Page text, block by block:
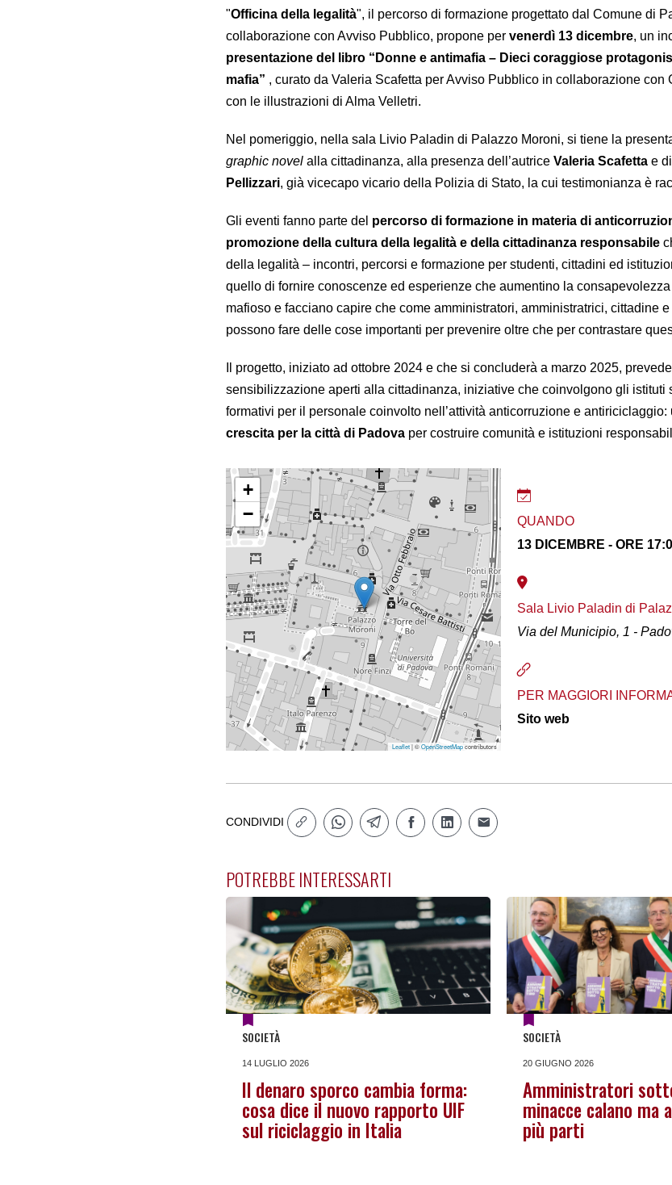
"Officina della legalità", il percorso di formazione progettato dal Comune di
collaborazione con Avviso Pubblico, propone per venerdì 13 dicembre, un
presentazione del libro “Donne e antimafia – Dieci coraggiose
mafia” , curato da Valeria Scafetta per Avviso Pubblico in collaborazione con
con le illustrazioni di Alma Velletri.
Nel pomeriggio, nella sala Livio Paladin di Palazzo Moroni, si tiene la
graphic novel alla cittadinanza, alla presenza dell’autrice Valeria Scafetta e di
Pellizzari, già vicecapo vicario della Polizia di Stato, la cui testimonianza è
Gli eventi fanno parte del percorso di formazione in materia di
promozione della cultura della legalità e della cittadinanza responsabile
della legalità – incontri, percorsi e formazione per studenti, cittadini ed
quello di fornire conoscenze ed esperienze che aumentino la
mafioso e facciano capire che come amministratori, amministratrici, cittadine
possono fare delle cose importanti per prevenire oltre che per contrastare
Il progetto, iniziato ad ottobre 2024 e che si concluderà a marzo 2025,
sensibilizzazione aperti alla cittadinanza, iniziative che coinvolgono gli istituti
formativi per il personale coinvolto nell’attività anticorruzione e antiriciclaggio:
crescita per la città di Padova per costruire comunità e istituzioni
+
−
Leaflet| ©OpenStreetMapcontributors
QUANDO
13 DICEMBRE - ORE
Sala Livio Paladin di
Via del Municipio, 1 -
PER MAGGIORI
Sito web
CONDIVIDI
POTREBBE INTERESSARTI
SOCIETÀ
14 LUGLIO 2026
Il denaro sporco cambia forma:
cosa dice il nuovo rapporto UIF
sul riciclaggio in Italia
SOCIETÀ
20 GIUGNO 2026
Amministratori
minacce calano ma
più parti